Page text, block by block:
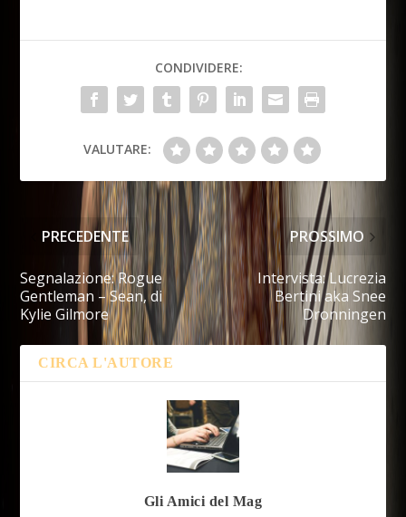
CONDIVIDERE:
VALUTARE:
PRECEDENTE
Segnalazione: Rogue
Gentleman – Sean, di
Kylie Gilmore
PROSSIMO
Intervista: Lucrezia
Bertini aka Snee
Dronningen
CIRCA L'AUTORE
Gli Amici del Mag